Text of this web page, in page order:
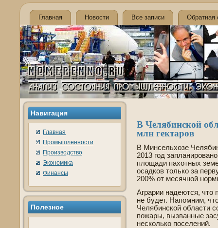
Главная Новости Все записи Обратная
Навигация
Главная
Промышленности
Производство
Экономика
Финансы
Полезное
В Челяби­нской
млн гектаров
В Минсельхозе
2013 год
площади пахотных
осадков только за
200% от месячной
Аграрии наде­ются, что
не буде­т. Напомним,
Челяби­нской области
пожары, вызванные
несколько поселений.